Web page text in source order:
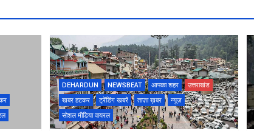
DEHARDUN NEWSBEAT आपका शहर
उत्तराखंड
खबर हटकर
ट्रेंडिंग खबरें ताज़ा ख़बर
न्यूज़
सोशल मीडिया वायरल